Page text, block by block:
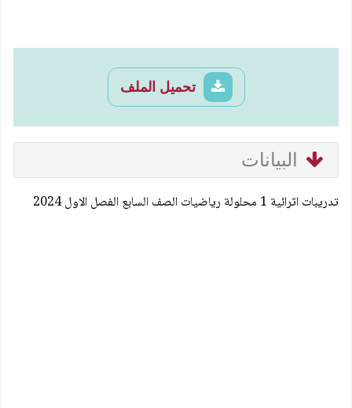
تحميل الملف
البيانات
تدريبات اثرائية 1 محلولة رياضيات الصف السابع الفصل الاول 2024